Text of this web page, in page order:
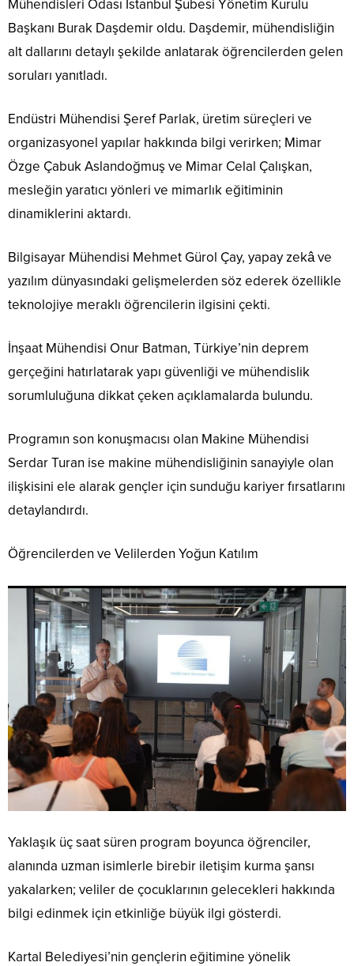
Mühendisleri Odası İstanbul Şubesi Yönetim Kurulu
Başkanı Burak Daşdemir oldu. Daşdemir, mühendisliğin
alt dallarını detaylı şekilde anlatarak öğrencilerden gelen
soruları yanıtladı.
Endüstri Mühendisi Şeref Parlak, üretim süreçleri ve
organizasyonel yapılar hakkında bilgi verirken; Mimar
Özge Çabuk Aslandoğmuş ve Mimar Celal Çalışkan,
mesleğin yaratıcı yönleri ve mimarlık eğitiminin
dinamiklerini aktardı.
Bilgisayar Mühendisi Mehmet Gürol Çay, yapay zekâ ve
yazılım dünyasındaki gelişmelerden söz ederek özellikle
teknolojiye meraklı öğrencilerin ilgisini çekti.
İnşaat Mühendisi Onur Batman, Türkiye’nin deprem
gerçeğini hatırlatarak yapı güvenliği ve mühendislik
sorumluluğuna dikkat çeken açıklamalarda bulundu.
Programın son konuşmacısı olan Makine Mühendisi
Serdar Turan ise makine mühendisliğinin sanayiyle olan
ilişkisini ele alarak gençler için sunduğu kariyer fırsatlarını
detaylandırdı.
Öğrencilerden ve Velilerden Yoğun Katılım
Yaklaşık üç saat süren program boyunca öğrenciler,
alanında uzman isimlerle birebir iletişim kurma şansı
yakalarken; veliler de çocuklarının gelecekleri hakkında
bilgi edinmek için etkinliğe büyük ilgi gösterdi.
Kartal Belediyesi’nin gençlerin eğitimine yönelik